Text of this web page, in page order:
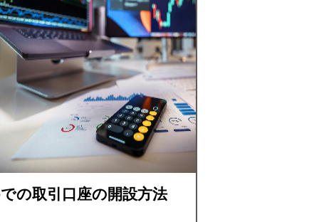
の取引口座の開設方法